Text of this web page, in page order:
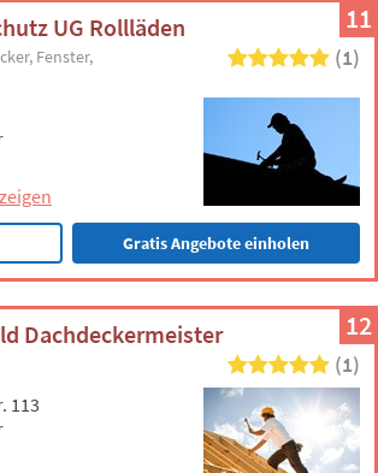
11
UG Rollläden
Fenster
(1)
Gratis Angebote einholen
12
Dachdeckermeister
(1)
113